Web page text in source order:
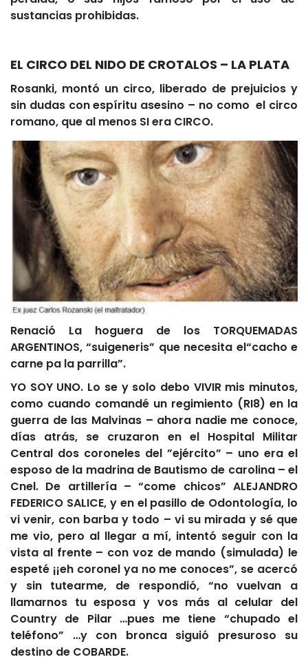
sustancias prohibidas.
EL CIRCO DEL NIDO DE CROTALOS – LA PLATA
Rosanki, montó un circo, liberado de prejuicios y
sin dudas con espíritu asesino – no como el circo
romano, que al menos SI era CIRCO.
Renació La hoguera de los TORQUEMADAS
ARGENTINOS, “suigeneris” que necesita el“cacho e
carne pa la parrilla”.
YO SOY UNO. Lo se y solo debo VIVIR mis minutos,
como cuando comandé un regimiento (RI8) en la
guerra de las Malvinas – ahora nadie me conoce,
días atrás, se cruzaron en el Hospital Militar
Central dos coroneles del ”ejército” – uno era el
esposo de la madrina de Bautismo de carolina – el
Cnel. De artillería – “come chicos” ALEJANDRO
FEDERICO SALICE, y en el pasillo de Odontología, lo
vi venir, con barba y todo – vi su mirada y sé que
me vio, pero al llegar a mí, intentó seguir con la
vista al frente – con voz de mando (simulada) le
espeté ¡¡eh coronel ya no me conoces”, se acercó
y sin tutearme, de respondió, “no vuelvan a
llamarnos tu esposa y vos más al celular del
Country de Pilar …pues me tiene “chupado el
teléfono” …y con bronca siguió presuroso su
destino de COBARDE.